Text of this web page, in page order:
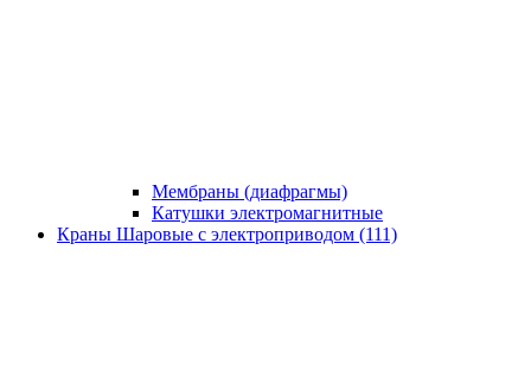
Мембраны (диафрагмы)
Катушки электромагнитные
Краны Шаровые с электроприводом (111)